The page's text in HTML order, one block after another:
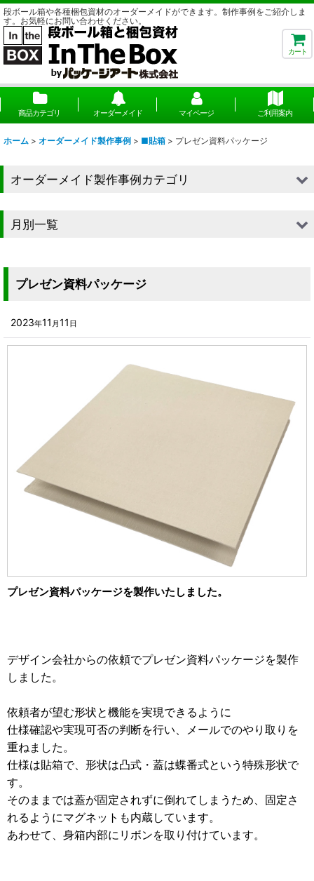
段ボール箱や各種梱包資材のオーダーメイドができます。制作事例をご紹介しま
す。お気軽にお問い合わせください。
カート
商品カテゴリ オーダーメイド マイページ ご利用案内
ホーム > オーダーメイド製作事例 > ■貼箱 > プレゼン資料パッケージ
プレゼン資料パッケージ
2023年11 月11 日
プレゼン資料パッケージを製作いたしました。
デザイン会社からの依頼でプレゼン資料パッケージを製作
しました。
依頼者が望む形状と機能を実現できるように
仕様確認や実現可否の判断を行い、メールでのやり取りを
重ねました。
仕様は貼箱で、形状は凸式・蓋は蝶番式という特殊形状で
す。
そのままでは蓋が固定されずに倒れてしまうため、固定さ
れるようにマグネットも内蔵しています。
あわせて、身箱内部にリボンを取り付けています。
オーダーメイド製作事例カテゴリ
■段ボール（箱以外）
■組箱
■その他箱・ケース
■袋
■気泡緩衝材・ミラーマット
■その他発泡材・緩衝材
■その他資材
楽器・音響機器用
瓶・缶・ボトル用
時計・宝飾品用
食品・食材用
記録メディア用（USBほか）
車・モビリティ用
産業・電化製品用
ノベルティ
アニメ関連
月別一覧
2025年
2023年
2019年
2018年
2014年
2011年
2009年